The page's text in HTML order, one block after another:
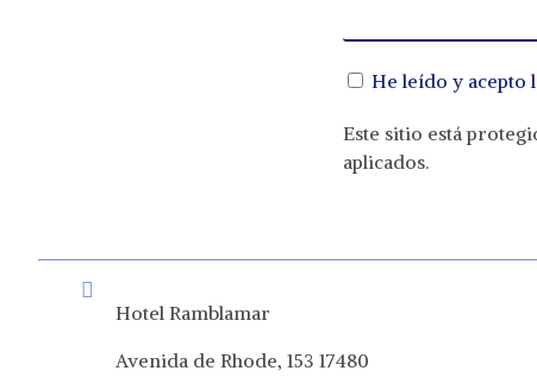
He leído y acepto
Este sitio está
aplicados.
Hotel Ramblamar
Avenida de Rhode, 153 17480